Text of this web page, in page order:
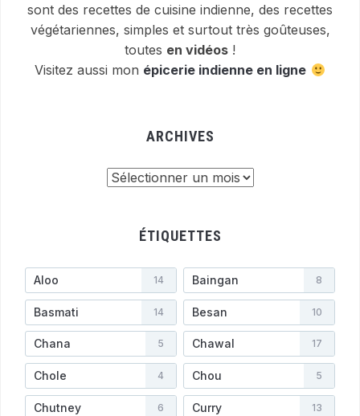
sont des recettes de cuisine indienne, des recettes
végétariennes, simples et surtout très goûteuses,
toutes en vidéos !
Visitez aussi mon épicerie indienne en ligne
ARCHIVES
ÉTIQUETTES
Aloo 14 Baingan 8
Basmati 14 Besan 10
Chana 5 Chawal 17
Chole 4 Chou 5
Chutney 6 Curry 13